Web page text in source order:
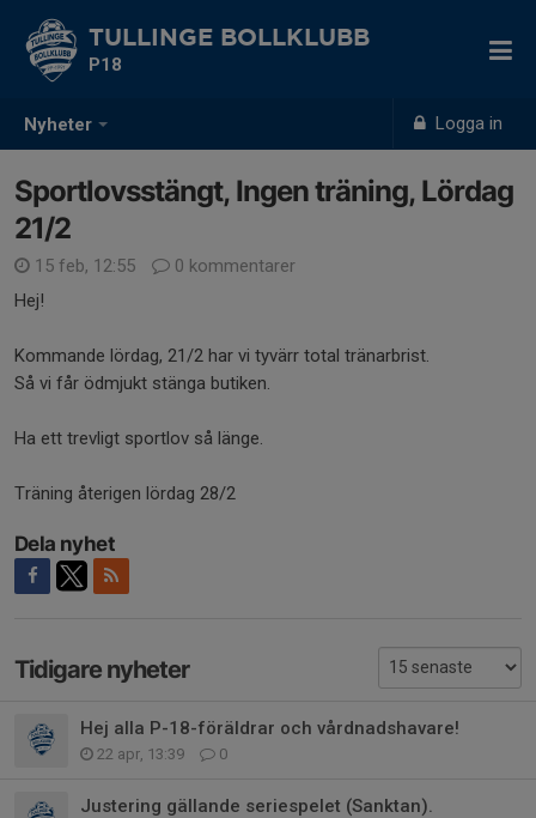
Nyheter Logga in
TULLINGE BOLLKLUBB
P18
Sportlovsstängt, Ingen träning, Lördag
21/2
15 feb, 12:55
0 kommentarer
Hej!
Kommande lördag, 21/2 har vi tyvärr total tränarbrist.
Så vi får ödmjukt stänga butiken.
Ha ett trevligt sportlov så länge.
Träning återigen lördag 28/2
Dela nyhet
Tidigare nyheter
Hej alla P-18-föräldrar och vårdnadshavare!
22 apr, 13:39 0
Justering gällande seriespelet (Sanktan).